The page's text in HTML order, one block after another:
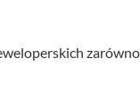
zarówno